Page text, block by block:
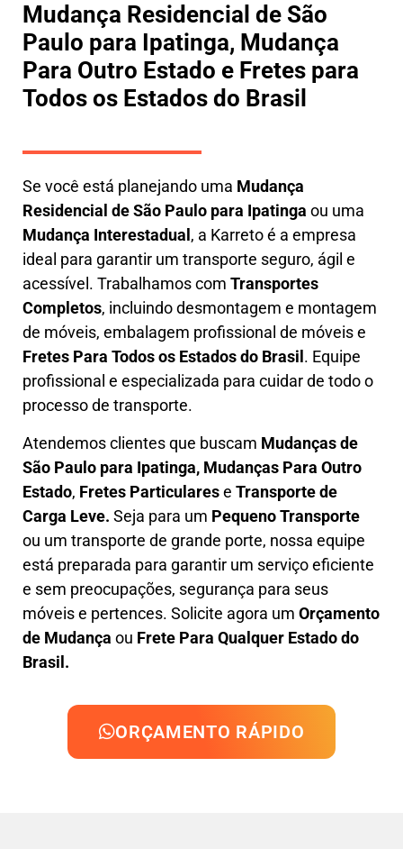
Mudança Residencial de São
Paulo para Ipatinga, Mudança
Para Outro Estado e Fretes para
Todos os Estados do Brasil
Se você está planejando uma Mudança
Residencial de São Paulo para Ipatinga ou uma
Mudança Interestadual , a Karretoé a empresa
ideal para garantir um transporte seguro, ágil e
acessível. Trabalhamos com Transportes
Completos, incluindodesmontagem e montagem
de móveis, embalagem profissional de móveis e
Fretes Para Todos os Estados do Brasil . Equipe
profissional e especializada para cuidar de todo o
processo de transporte.
Atendemos clientes que buscam Mudançasde
São Paulo para Ipatinga, Mudanças Para Outro
Estado, Fretes Particularese Transportede
Carga Leve. Seja para um Pequeno Transporte
ou um transporte de grande porte, nossa equipe
está preparada para garantir um serviço eficiente
e sem preocupações, segurança para seus
móveis e pertences. Solicite agora um Orçamento
de Mudança ou Frete Para Qualquer Estado do
Brasil.
ORÇAMENTO RÁPIDO